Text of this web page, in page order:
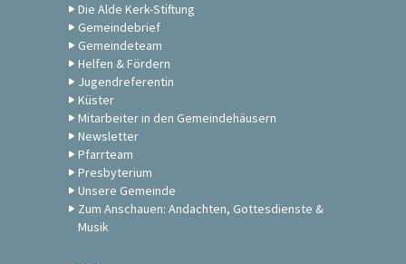
Die Alde Kerk-Stiftung
Gemeindebrief
Gemeindeteam
Helfen & Fördern
Jugendreferentin
Küster
Mitarbeiter in den Gemeindehäusern
Newsletter
Pfarrteam
Presbyterium
Unsere Gemeinde
Zum Anschauen: Andachten, Gottesdienste &
Musik